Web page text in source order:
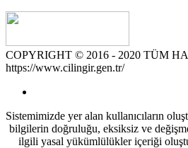
COPYRIGHT © 2016 - 2020 TÜM
https://www.cilingir.gen.tr/
Sistemimizde yer alan kullanıcıların
bilgilerin doğruluğu, eksiksiz ve
ilgili yasal yükümlülükler içeriği